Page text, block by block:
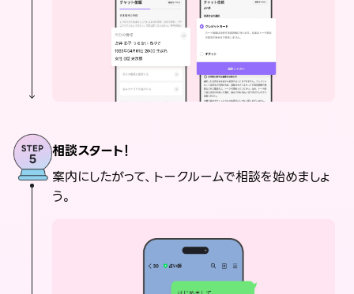
相談スタート！
案内にしたがって、トークルームで相談を始めましょ
う。